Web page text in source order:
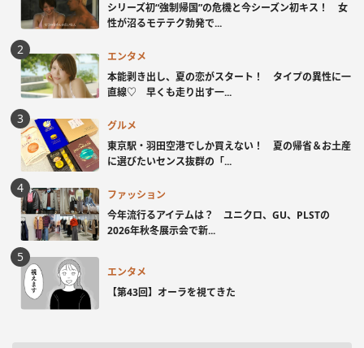
シリーズ初“強制帰国”の危機と今シーズン初キス！ 女
性が沼るモテテク勃発で...
エンタメ
本能剥き出し、夏の恋がスタート！ タイプの異性に一
直線♡ 早くも走り出す一...
グルメ
東京駅・羽田空港でしか買えない！ 夏の帰省＆お土産
に選びたいセンス抜群の「...
ファッション
今年流行るアイテムは？ ユニクロ、GU、PLSTの
2026年秋冬展示会で新...
エンタメ
【第43回】オーラを視てきた